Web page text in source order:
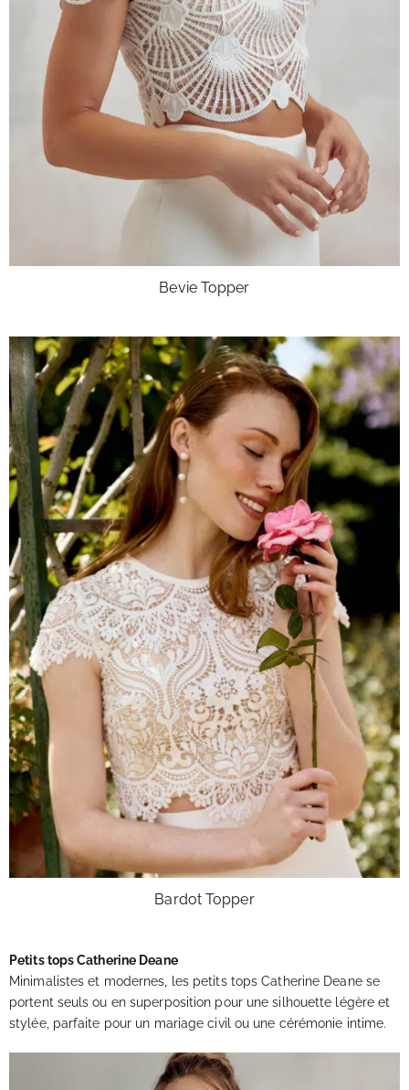
Bevie Topper
Bardot Topper
Petits tops Catherine Deane
Minimalistes et modernes, les petits tops Catherine Deane se
portent seuls ou en superposition pour une silhouette légère et
stylée, parfaite pour un mariage civil ou une cérémonie intime.